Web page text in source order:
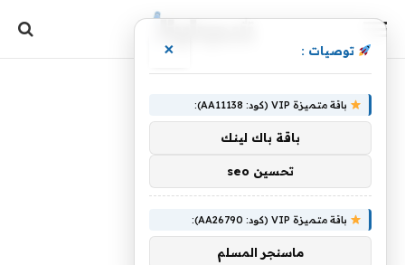
توصيات : ×
باقة متميزة VIP (كود: AA11138):
باقة باك لينك
تحسين seo
باقة متميزة VIP (كود: AA26790):
ماسنجر المسلم